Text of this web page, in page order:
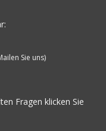
Sie uns)
Fragen klicken Sie